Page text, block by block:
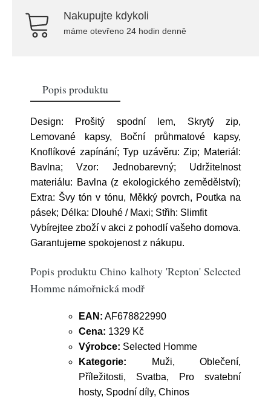
Nakupujte kdykoli
máme otevřeno 24 hodin denně
Popis produktu
Design: Prošitý spodní lem, Skrytý zip,
Lemované kapsy, Boční průhmatové kapsy,
Knoflíkové zapínání; Typ uzávěru: Zip; Materiál:
Bavlna; Vzor: Jednobarevný; Udržitelnost
materiálu: Bavlna (z ekologického zemědělství);
Extra: Švy tón v tónu, Měkký povrch, Poutka na
pásek; Délka: Dlouhé / Maxi; Střih: Slimfit
Vybírejtee zboží v akci z pohodlí vašeho domova.
Garantujeme spokojenost z nákupu.
Popis produktu Chino kalhoty 'Repton' Selected
Homme námořnická modř
EAN: AF678822990
Cena: 1329 Kč
Výrobce: Selected Homme
Kategorie: Muži, Oblečení,
Příležitosti, Svatba, Pro svatební
hosty, Spodní díly, Chinos